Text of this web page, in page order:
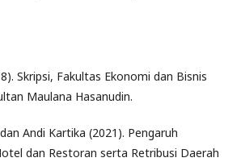
Skripsi, Fakultas Ekonomi dan Bisnis
Maulana Hasanudin.
Andi Kartika (2021). Pengaruh
dan Restoran serta Retribusi Daerah